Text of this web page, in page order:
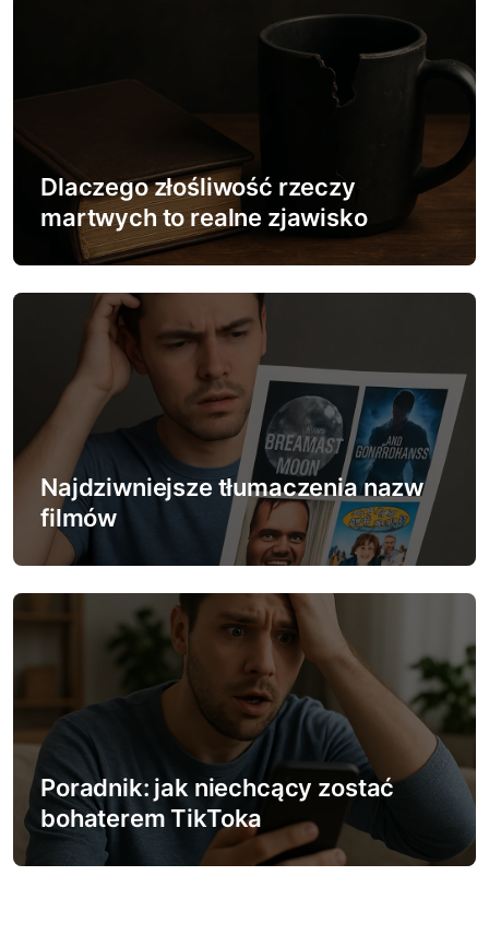
w
i
s
Dlaczego złośliwość rzeczy
martwych to realne zjawisko
Najdziwniejsze tłumaczenia nazw
filmów
Poradnik: jak niechcący zostać
bohaterem TikToka